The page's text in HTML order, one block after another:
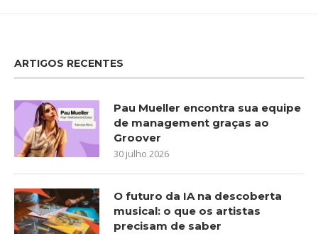
ARTIGOS RECENTES
Pau Mueller encontra sua equipe
de management graças ao
Groover
30 julho 2026
O futuro da IA na descoberta
musical: o que os artistas
precisam de saber